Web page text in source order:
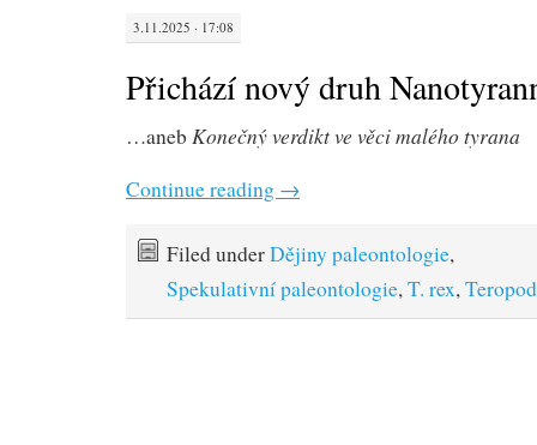
3.11.2025 · 17:08
Přichází nový druh
…aneb Konečný verdikt ve věci malého tyrana
Continue reading →
Filed underDějiny paleontologie,
Spekulativní paleontologie,T. rex,